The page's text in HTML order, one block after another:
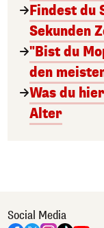
Findest du
Sekunden
"Bist du
den
Was du
Alter
Social Media